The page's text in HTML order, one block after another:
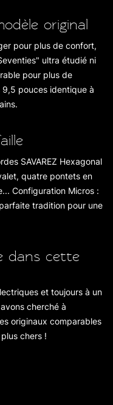
original
pour plus de confort,
ultra étudié ni
pour plus de
pouces identique à
SAVAREZ Hexagonal
quatre pontets en
Configuration Micros :
tradition pour une
dans cette
et toujours à un
cherché à
originaux comparables
chers !